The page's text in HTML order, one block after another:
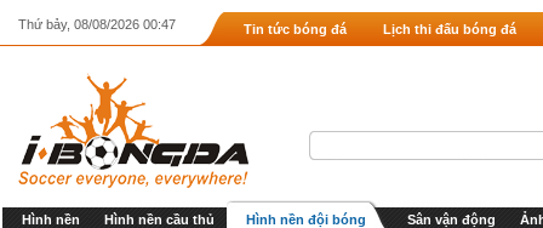
Thứ bảy, 08/08/2026 00:47 Tin tức bóng đá Lịch thi đấu bóng đá
Hình nền Hình nền cầu thủ Hình nền đội bóng Sân vận động